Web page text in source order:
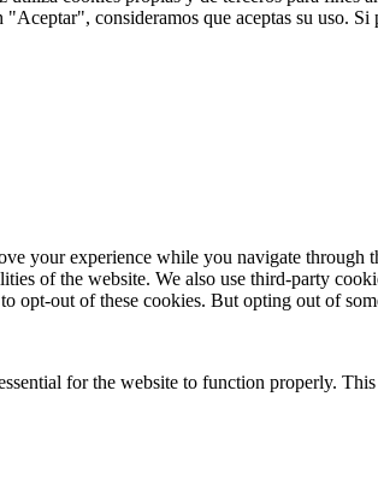
"Aceptar", consideramos que aceptas su uso.
your experience while you navigate through
of the website. We also use third-party
opt-out of these cookies. But opting out of
for the website to function properly.